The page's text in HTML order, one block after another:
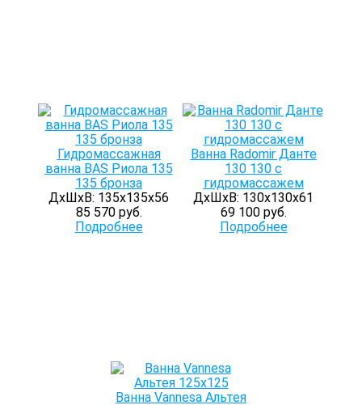
Гидромассажная
ванна BAS Риола 135
135 бронза
ДхШхВ: 135х135х56
85 570 руб.
Подробнее
Ванна Radomir Данте
130 130 с
гидромассажем
ДхШхВ: 130х130х61
69 100 руб.
Подробнее
Ванна Vannesa Альтея